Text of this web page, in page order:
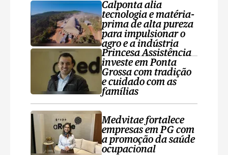
Calponta alia
tecnologia e matéria-
prima de alta pureza
para impulsionar o
agro e a indústria
Princesa Assistência
investe em Ponta
Grossa com tradição
e cuidado com as
famílias
Medvitae fortalece
empresas em PG com
a promoção da saúde
ocupacional